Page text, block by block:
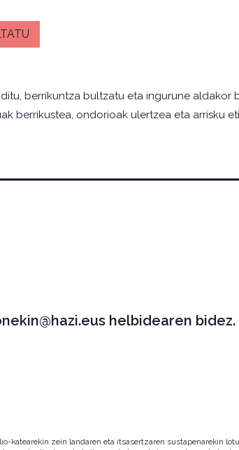
berrikuntza bultzatu eta ingurune aldakor
berrikustea, ondorioak ulertzea eta arrisku
helbidearen bidez.
katearekin zein landaren eta itsasertzaren sustapenarekin